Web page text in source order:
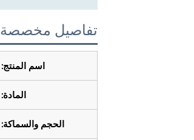
تفاصيل مخصصة
اسم المنتج:
المادة:
الحجم والسماكة: